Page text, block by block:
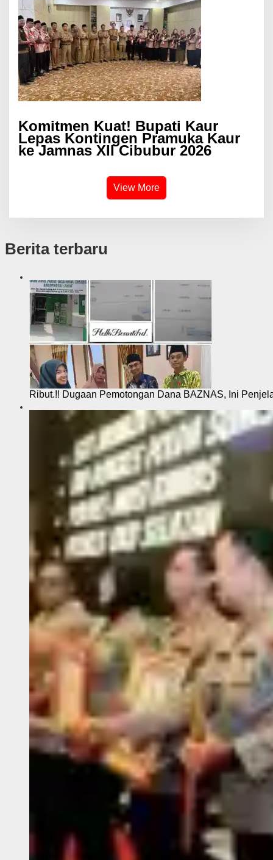
Komitmen Kuat! Bupati Kaur
Lepas Kontingen Pramuka Kaur
ke Jamnas XII Cibubur 2026
View More
Berita terbaru
Ribut.!! Dugaan Pemotongan Dana BAZNAS, Ini